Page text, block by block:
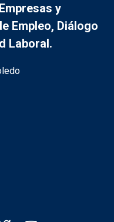
y
Empleo, Diálogo
Laboral.